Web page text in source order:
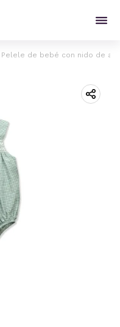
Pelele de bebé con nido de